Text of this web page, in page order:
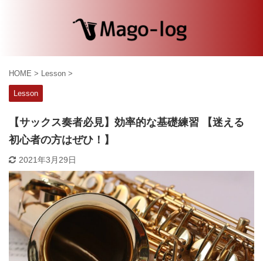
HOME > Lesson >
Lesson
【サックス奏者必見】効率的な基礎練習 【迷える
初心者の方はぜひ！】
2021年3月29日